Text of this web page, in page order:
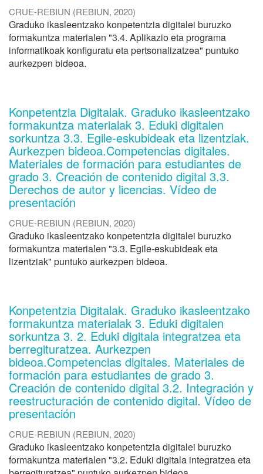
CRUE-REBIUN (REBIUN, 2020)
Graduko ikasleentzako konpetentzia digitalei buruzko
formakuntza materialen "3.4. Aplikazio eta programa
informatikoak konfiguratu eta pertsonalizatzea" puntuko
aurkezpen bideoa.
Konpetentzia Digitalak. Graduko ikasleentzako
formakuntza materialak 3. Eduki digitalen
sorkuntza 3.3. Egile-eskubideak eta lizentziak.
Aurkezpen bideoa.Competencias digitales.
Materiales de formación para estudiantes de
grado 3. Creación de contenido digital 3.3.
Derechos de autor y licencias. Vídeo de
presentación
CRUE-REBIUN (REBIUN, 2020)
Graduko ikasleentzako konpetentzia digitalei buruzko
formakuntza materialen "3.3. Egile-eskubideak eta
lizentziak" puntuko aurkezpen bideoa.
Konpetentzia Digitalak. Graduko ikasleentzako
formakuntza materialak 3. Eduki digitalen
sorkuntza 3. 2. Eduki digitala integratzea eta
berregituratzea. Aurkezpen
bideoa.Competencias digitales. Materiales de
formación para estudiantes de grado 3.
Creación de contenido digital 3.2. Integración y
reestructuración de contenido digital. Vídeo de
presentación
CRUE-REBIUN (REBIUN, 2020)
Graduko ikasleentzako konpetentzia digitalei buruzko
formakuntza materialen "3.2. Eduki digitala integratzea eta